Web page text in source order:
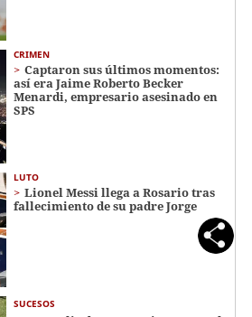
CRIMEN
Captaron sus últimos momentos:
así era Jaime Roberto Becker
Menardi​​​, empresario asesinado en
SPS
LUTO
Lionel Messi llega a Rosario tras
fallecimiento de su padre Jorge
SUCESOS